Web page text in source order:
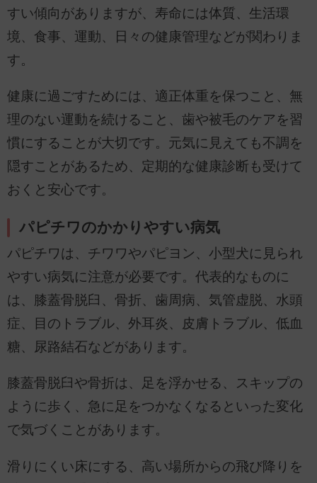
すい傾向がありますが、寿命には体質、生活環
境、食事、運動、日々の健康管理などが関わりま
す。
健康に過ごすためには、適正体重を保つこと、無
理のない運動を続けること、歯や被毛のケアを習
慣にすることが大切です。元気に見えても不調を
隠すことがあるため、定期的な健康診断も受けて
おくと安心です。
パピチワのかかりやすい病気
パピチワは、チワワやパピヨン、小型犬に見られ
やすい病気に注意が必要です。代表的なものに
は、膝蓋骨脱臼、骨折、歯周病、気管虚脱、水頭
症、目のトラブル、外耳炎、皮膚トラブル、低血
糖、尿路結石などがあります。
膝蓋骨脱臼や骨折は、足を浮かせる、スキップの
ように歩く、急に足をつかなくなるといった変化
で気づくことがあります。
滑りにくい床にする、高い場所からの飛び降りを